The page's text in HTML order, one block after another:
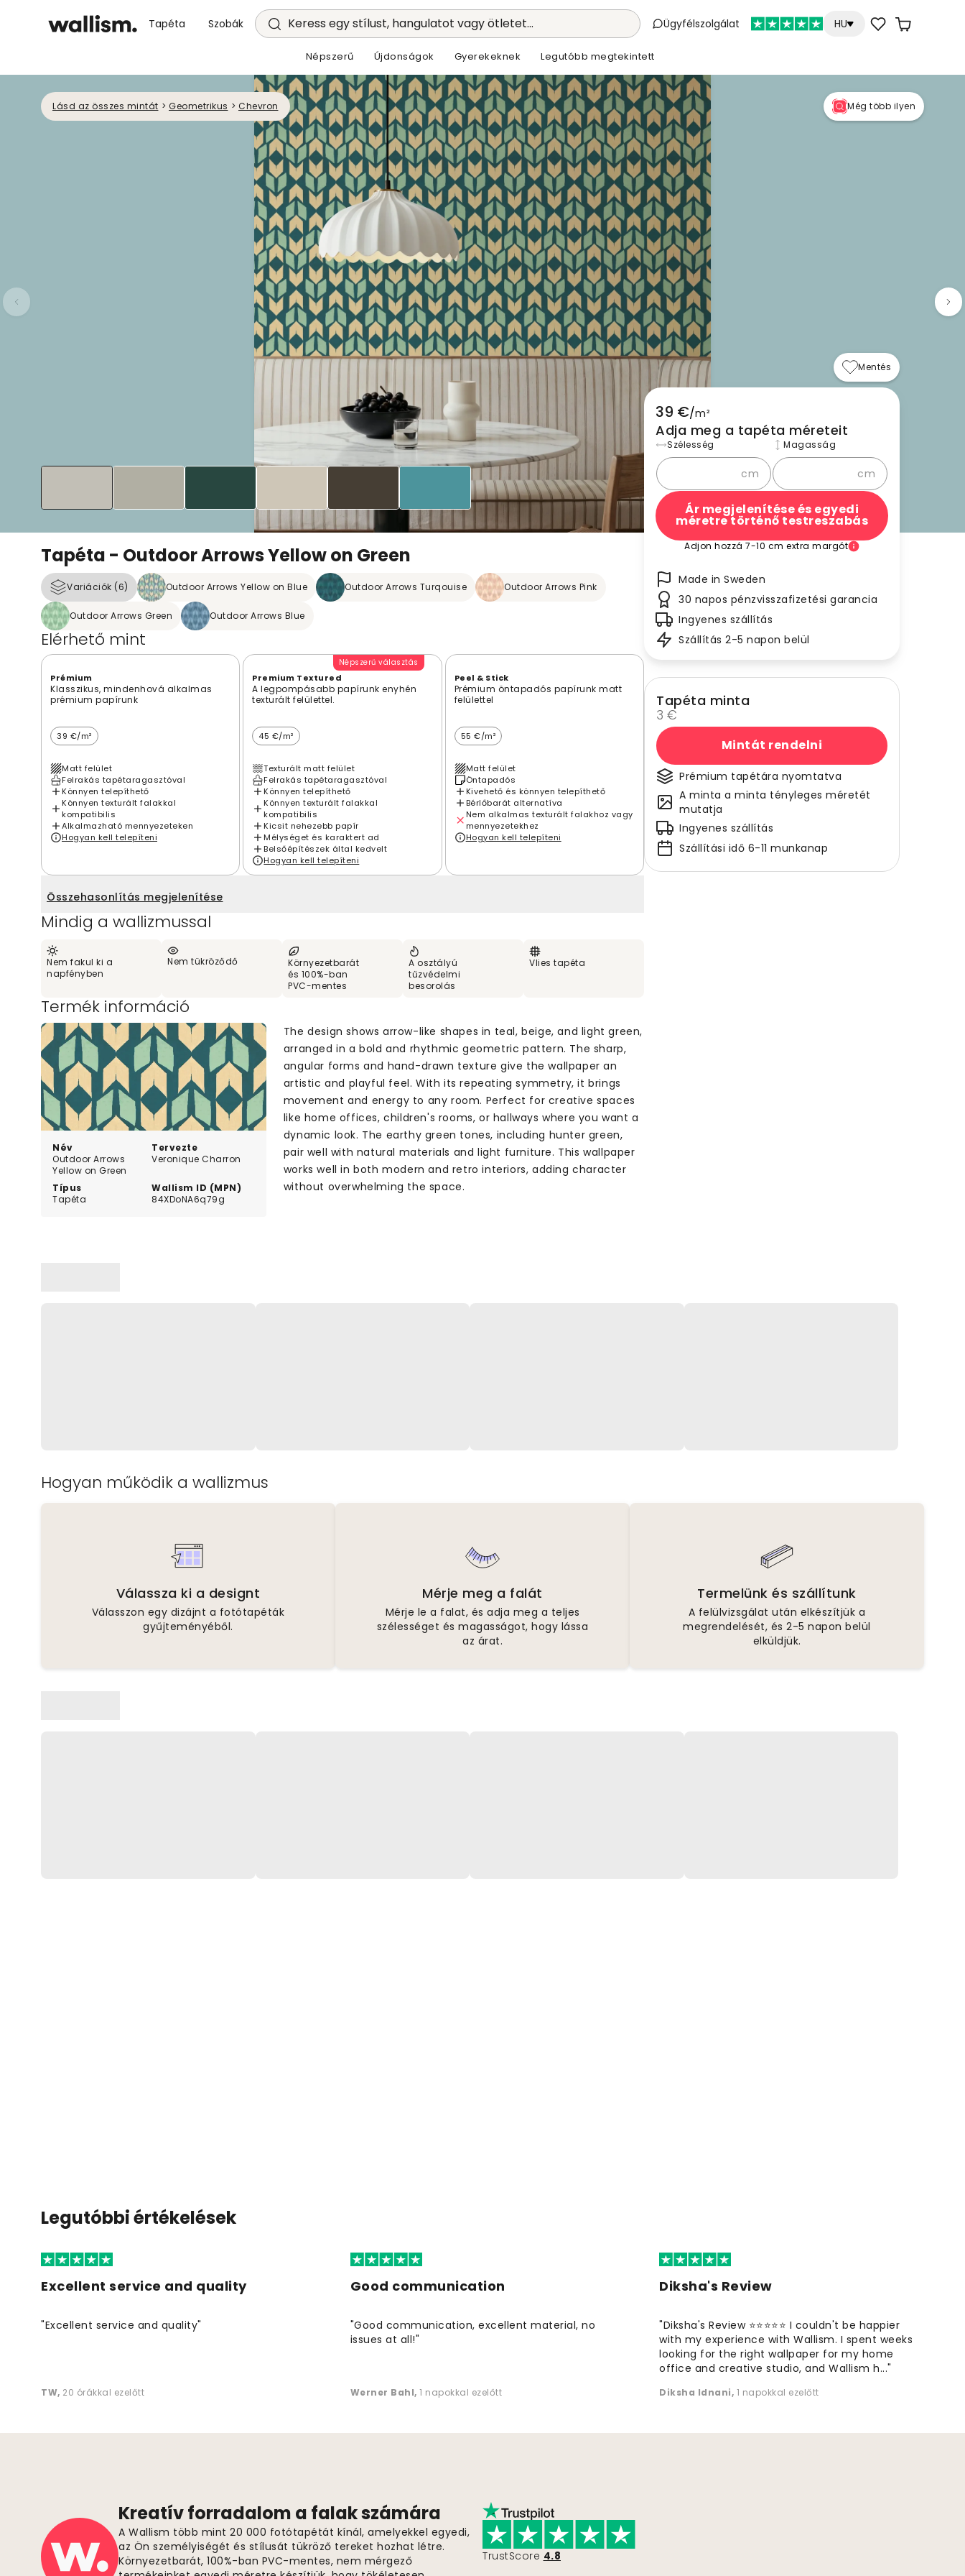
Tapéta Szobák Keress egy stílust, hangulatot vagy ötletet... Ügyfélszolgálat HU
Népszerű Újdonságok Gyerekeknek Legutóbb megtekintett
Lásd az összes mintát > Geometrikus > Chevron Még több ilyen
Tapéta - Outdoor Arrows Yellow on Green
Variációk (6) Outdoor Arrows Yellow on Blue Outdoor Arrows Turqouise Outdoor Arrows Pink
Outdoor Arrows Green Outdoor Arrows Blue
Elérhető mint
Prémium
Klasszikus, mindenhová alkalmas
prémium papírunk
39 €/m²
Matt felület
Felrakás tapétaragasztóval
Könnyen telepíthető
Könnyen texturált falakkal
kompatibilis
Alkalmazható mennyezeteken
Hogyan kell telepíteni
Népszerű választás
Premium Textured
A legpompásabb papírunk enyhén
texturált felülettel.
45 €/m²
Texturált matt felület
Felrakás tapétaragasztóval
Könnyen telepíthető
Könnyen texturált falakkal
kompatibilis
Kicsit nehezebb papír
Mélységet és karaktert ad
Belsőépítészek által kedvelt
Hogyan kell telepíteni
Peel & Stick
Prémium öntapadós papírunk matt
felülettel
55 €/m²
Matt felület
Öntapadós
Kivehető és könnyen telepíthető
Bérlőbarát alternatíva
Nem alkalmas texturált falakhoz vagy
mennyezetekhez
Hogyan kell telepíteni
Összehasonlítás megjelenítése
Mindig a wallizmussal
Nem fakul ki a
napfényben
Nem tükröződő
Környezetbarát
és 100%-ban
PVC-mentes
A osztályú
tűzvédelmi
besorolás
Vlies tapéta
Termék információ
Név
Outdoor Arrows
Yellow on Green
Tervezte
Veronique Charron
Típus
Tapéta
Wallism ID (MPN)
84XDoNA6q79g
The design shows arrow-like shapes in teal, beige, and light green,
arranged in a bold and rhythmic geometric pattern. The sharp,
angular forms and hand-drawn texture give the wallpaper an
artistic and playful feel. With its repeating symmetry, it brings
movement and energy to any room. Perfect for creative spaces
like home offices, children's rooms, or hallways where you want a
dynamic look. The earthy green tones, including hunter green,
pair well with natural materials and light furniture. This wallpaper
works well in both modern and retro interiors, adding character
without overwhelming the space.
Mentés
39 €/m²
Adja meg a tapéta méreteit
Szélesség
cm
Magasság
cm
Ár megjelenítése és egyedi
méretre történő testreszabás
Adjon hozzá 7-10 cm extra margót
Made in Sweden
30 napos pénzvisszafizetési garancia
Ingyenes szállítás
Szállítás 2-5 napon belül
Tapéta minta
3 €
Mintát rendelni
Prémium tapétára nyomtatva
A minta a minta tényleges méretét
mutatja
Ingyenes szállítás
Szállítási idő 6-11 munkanap
Hogyan működik a wallizmus
Válassza ki a designt
Válasszon egy dizájnt a fotótapéták
gyűjteményéből.
Mérje meg a falát
Mérje le a falat, és adja meg a teljes
szélességet és magasságot, hogy lássa
az árat.
Termelünk és szállítunk
A felülvizsgálat után elkészítjük a
megrendelését, és 2-5 napon belül
elküldjük.
Legutóbbi értékelések
Excellent service and quality
"Excellent service and quality"
TW, 20 órákkal ezelőtt
Good communication
"Good communication, excellent material, no
issues at all!"
Werner Bahl, 1 napokkal ezelőtt
Diksha's Review
"Diksha's Review ⭐⭐⭐⭐⭐ I couldn't be happier
with my experience with Wallism. I spent weeks
looking for the right wallpaper for my home
office and creative studio, and Wallism h..."
Diksha Idnani, 1 napokkal ezelőtt
Kreatív forradalom a falak számára
A Wallism több mint 20 000 fotótapétát kínál, amelyekkel egyedi,
az Ön személyiségét és stílusát tükröző tereket hozhat létre.
Környezetbarát, 100%-ban PVC-mentes, nem mérgező
TrustScore 4.8